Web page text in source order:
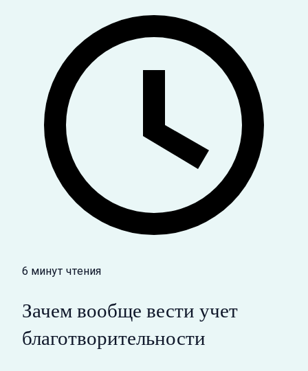
6 минут чтения
Зачем вообще вести учет
благотворительности